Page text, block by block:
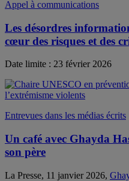
Appel à communications
Les désordres
cœur des risques et des
Date limite : 23 février 2026
Entrevues dans les médias écrits
Un café avec Ghayda
son père
La Presse, 11 janvier 2026,